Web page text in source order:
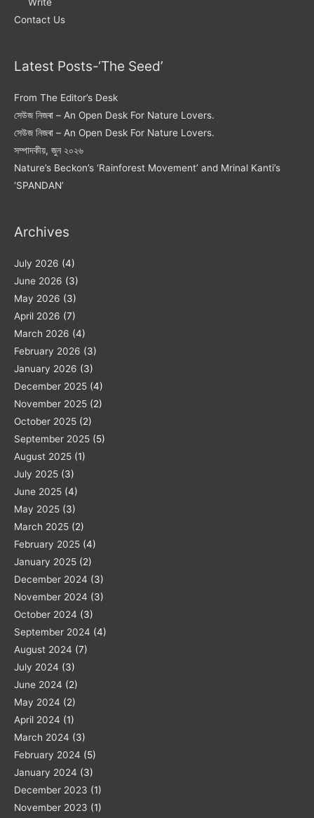
Contact Us
Latest Posts-‘The Seed’
From The Editor’s Desk
সেউজ নিজৰা – An Open Desk For Nature Lovers.
সেউজ নিজৰা – An Open Desk For Nature Lovers.
সম্পাদকীয়, জুন ২০২৬
Nature’s Beckon’s ‘Rainforest Movement’ and Mrinal Kanti’s
‘SPANDAN’
Archives
July 2026 (4)
June 2026 (3)
May 2026 (3)
April 2026 (7)
March 2026 (4)
February 2026 (3)
January 2026 (3)
December 2025 (4)
November 2025 (2)
October 2025 (2)
September 2025 (5)
August 2025 (1)
July 2025 (3)
June 2025 (4)
May 2025 (3)
March 2025 (2)
February 2025 (4)
January 2025 (2)
December 2024 (3)
November 2024 (3)
October 2024 (3)
September 2024 (4)
August 2024 (7)
July 2024 (3)
June 2024 (2)
May 2024 (2)
April 2024 (1)
March 2024 (3)
February 2024 (5)
January 2024 (3)
December 2023 (1)
November 2023 (1)